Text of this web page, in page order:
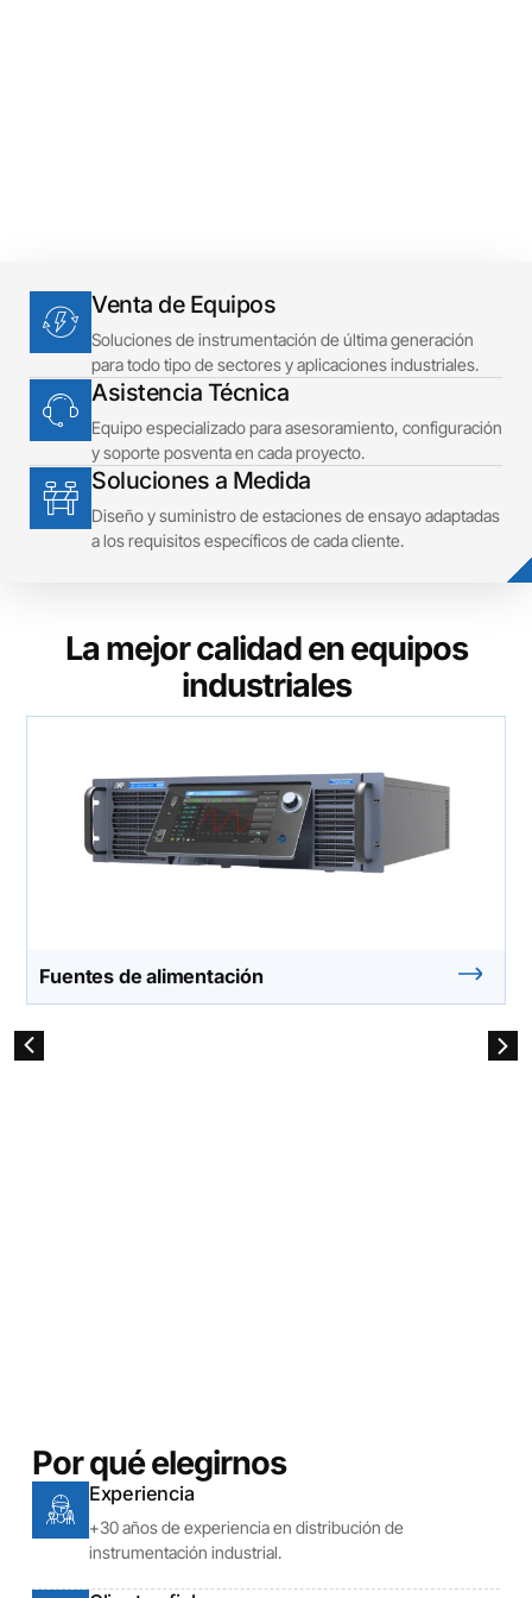
Venta de Equipos
Soluciones de instrumentación de última generación
para todo tipo de sectores y aplicaciones industriales.
Asistencia Técnica
Equipo especializado para asesoramiento, configuración
y soporte posventa en cada proyecto.
Soluciones a Medida
Diseño y suministro de estaciones de ensayo adaptadas
a los requisitos específicos de cada cliente.
La mejor calidad en equipos
industriales
Fuentes de alimentación
Por qué elegirnos
Experiencia
+30 años de experiencia en distribución de
instrumentación industrial.